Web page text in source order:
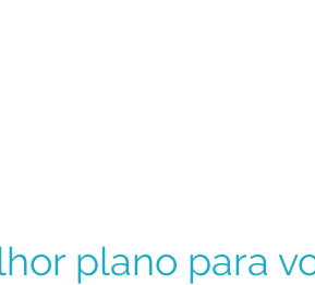
plano para